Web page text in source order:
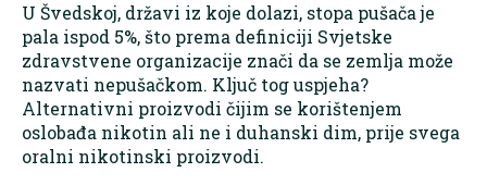
U Švedskoj, državi iz koje dolazi, stopa pušača je
pala ispod 5%, što prema definiciji Svjetske
zdravstvene organizacije znači da se zemlja može
nazvati nepušačkom. Ključ tog uspjeha?
Alternativni proizvodi čijim se korištenjem
oslobađa nikotin ali ne i duhanski dim, prije svega
oralni nikotinski proizvodi.